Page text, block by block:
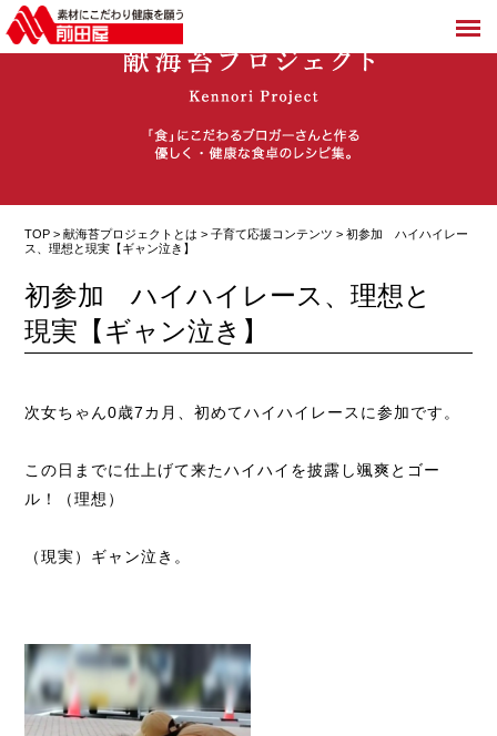
TOP >献海苔プロジェクトとは >子育て応援コンテンツ> 初参加 ハイハイレー
ス、理想と現実【ギャン泣き】
初参加 ハイハイレース、理想と
現実【ギャン泣き】
次女ちゃん0歳7カ月、初めてハイハイレースに参加です。
この日までに仕上げて来たハイハイを披露し颯爽とゴー
ル！（理想）
（現実）ギャン泣き。